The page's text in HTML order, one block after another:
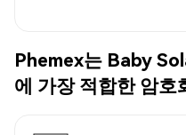
Phemex는 Baby
에 가장 적합한 암호